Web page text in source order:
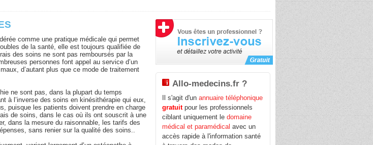
comme une pratique médicale qui permet
de la santé, elle est toujours qualifiée de
des soins ne sont pas remboursés par la
personnes font appel au service d’un
d’autant plus que ce mode de traitement
ne sont pas, dans la plupart du temps
à l’inverse des soins en kinésithérapie qui eux,
puisque les patients doivent prendre en charge
de soins, dans le cas où ils ont souscrit à une
dans la mesure du raisonnable, les tarifs des
sans renier sur la qualité des soins..
Allo-medecins.fr ?
Il s'agit d'unannuaire téléphonique
gratuitpour les professionnels
ciblant uniquement ledomaine
médical et paramédical avec un
accès rapide à l'information santé